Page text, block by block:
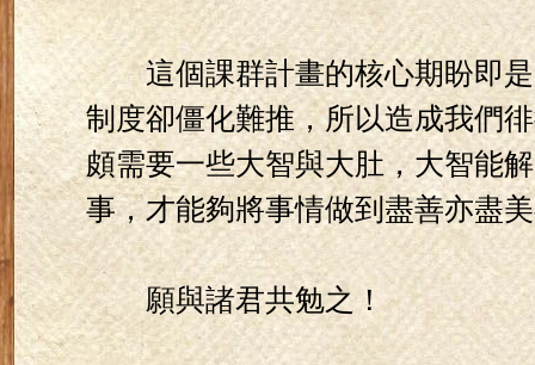
這個課群計畫的核心期盼即是
制度卻僵化難推，所以造成我們
頗需要一些大智與大肚，大智能
事，才能夠將事情做到盡善亦盡
願與諸君共勉之！